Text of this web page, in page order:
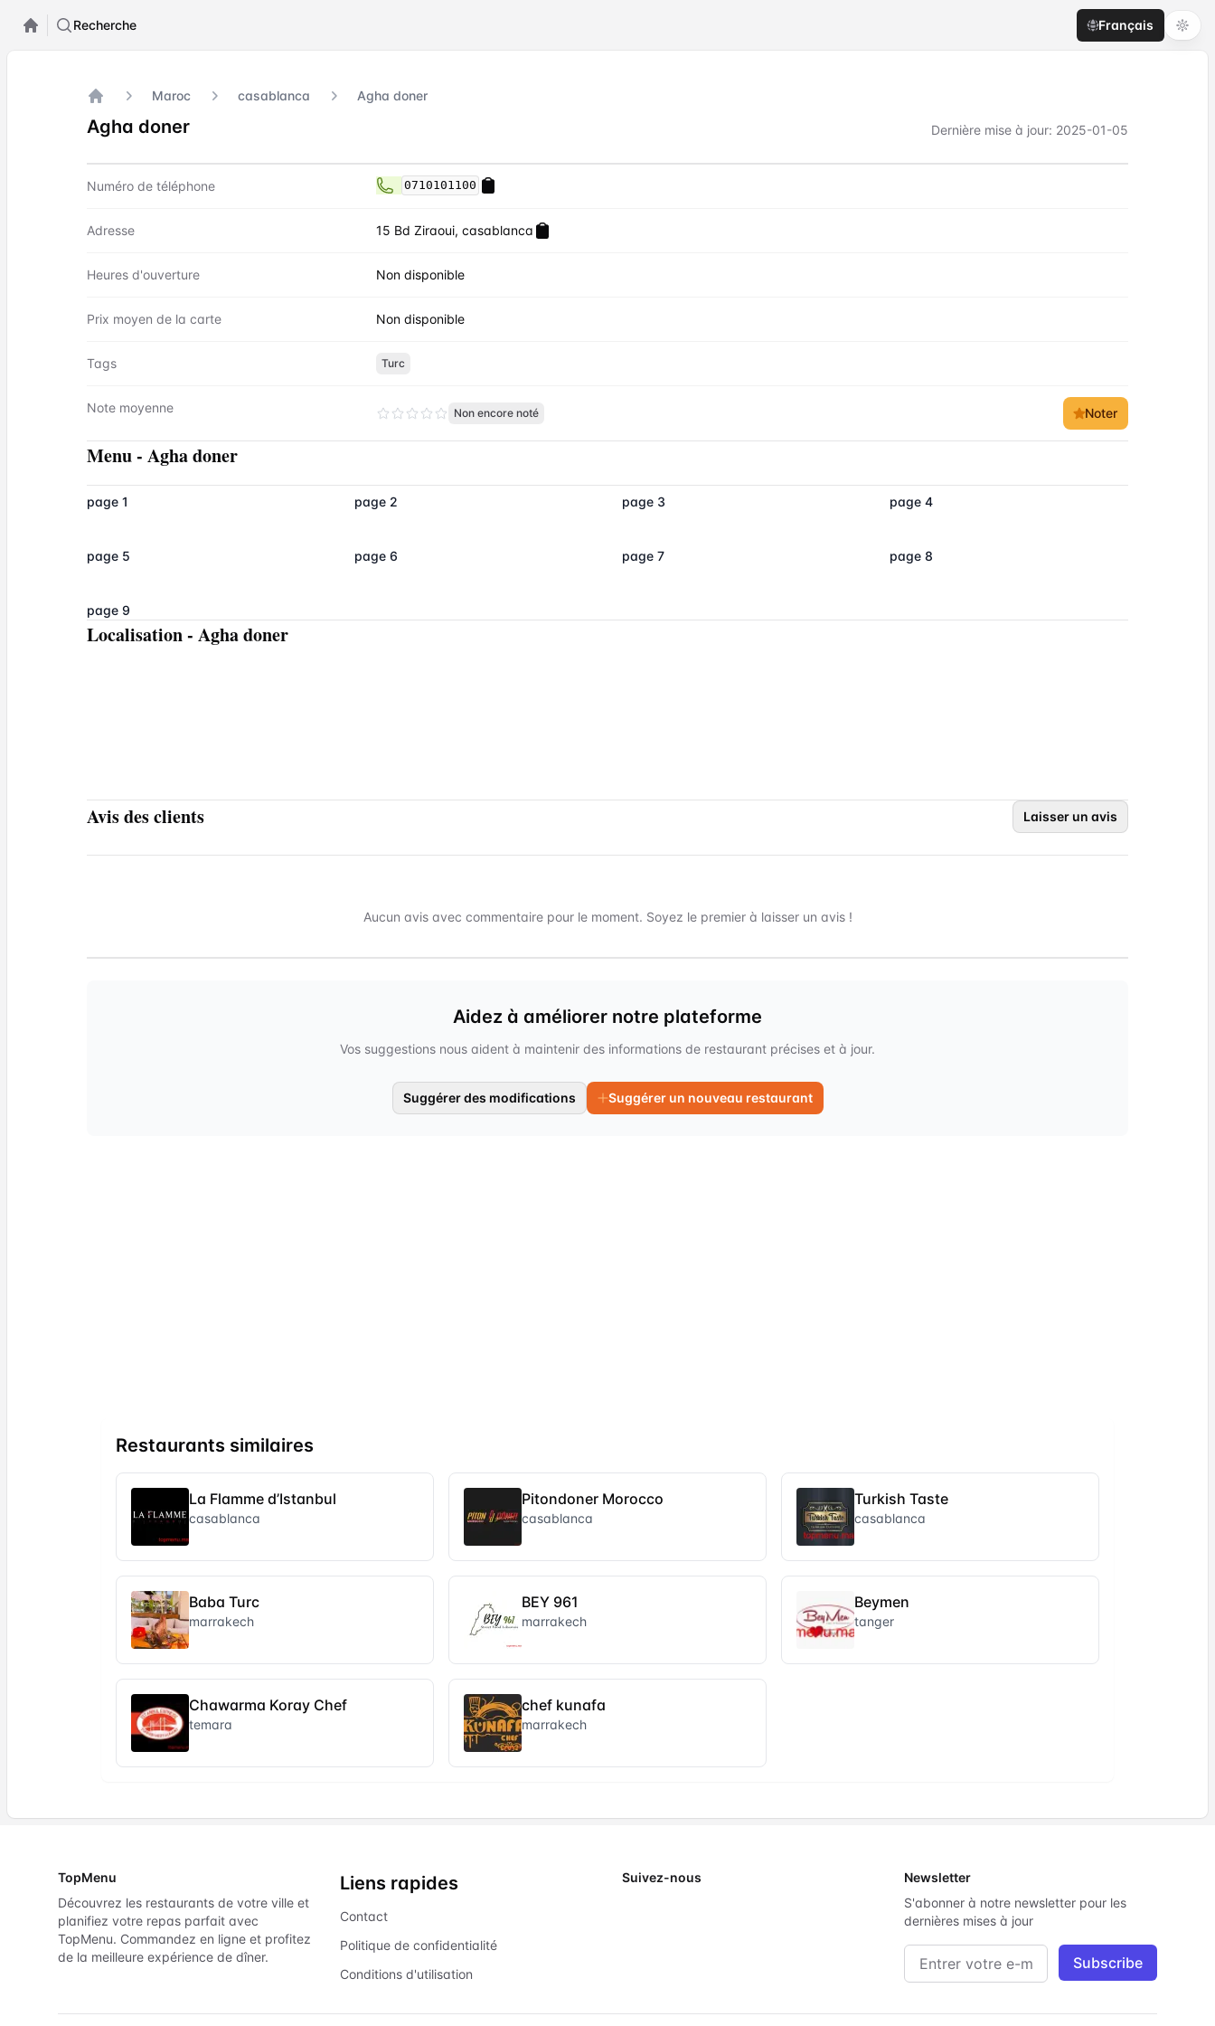
Recherche Français
Accueil
Maroc casablanca Agha doner
Agha doner Dernière mise à jour: 2025-01-05
Contact Agha doner
Numéro de téléphone 0710101100
Adresse 15 Bd Ziraoui, casablanca
Heures d'ouverture Non disponible
Prix moyen de la carte Non disponible
Tags Turc
Note moyenne Non encore noté Noter
Menu- Agha doner
page 1 page 2 page 3 page 4
page 5 page 6 page 7 page 8
page 9
Localisation- Agha doner
Avis des clients Laisser un avis
Aucun avis avec commentaire pour le moment. Soyez le premier à laisser un avis !
Aidez à améliorer notre plateforme
Vos suggestions nous aident à maintenir des informations de restaurant précises et à jour.
Suggérer des modifications Suggérer un nouveau restaurant
Restaurants similaires
La Flamme d’Istanbul
casablanca
Pitondoner Morocco
casablanca
Turkish Taste
casablanca
Baba Turc
marrakech
BEY 961
marrakech
Beymen
tanger
Chawarma Koray Chef
temara
chef kunafa
marrakech
TopMenu
Découvrez les restaurants de votre ville et
planifiez votre repas parfait avec
TopMenu. Commandez en ligne et profitez
de la meilleure expérience de dîner.
Liens rapides
Contact
Politique de confidentialité
Conditions d'utilisation
Suivez-nous
Newsletter
S'abonner à notre newsletter pour les
dernières mises à jour
Adresse e-mail Subscribe